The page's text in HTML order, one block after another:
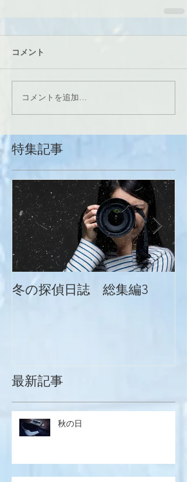
コメント
コメントを追加…
特集記事
冬の探偵日誌 総集編3
最新記事
秋の日